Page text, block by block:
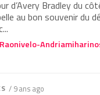
d’Avery Bradley du
au bon souvenir du
/ 9 ans ago